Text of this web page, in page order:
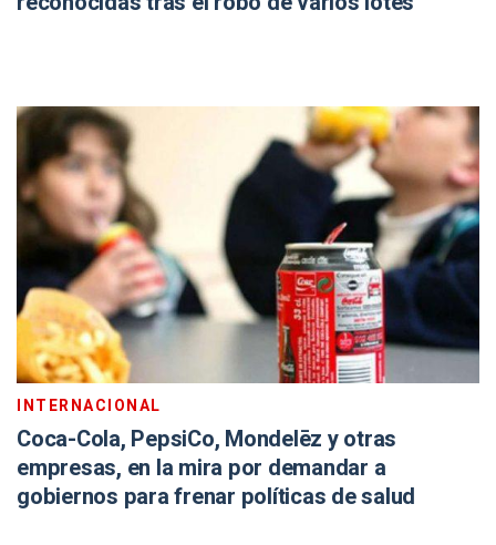
INTERNACIONAL
Coca-Cola, PepsiCo, Mondelēz y otras
empresas, en la mira por demandar a
gobiernos para frenar políticas de salud